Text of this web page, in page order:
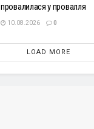
провалилася у провалля
10.08.2026 0
LOAD MORE